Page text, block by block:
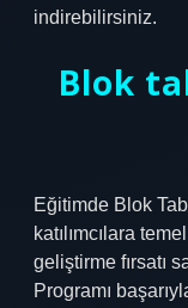
indirebilirsiniz.
Blok
Eğitimde Blok
katılımcılara
geliştirme fırsatı
Programı